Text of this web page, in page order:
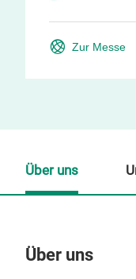
Zur Messe
Über uns
Über uns